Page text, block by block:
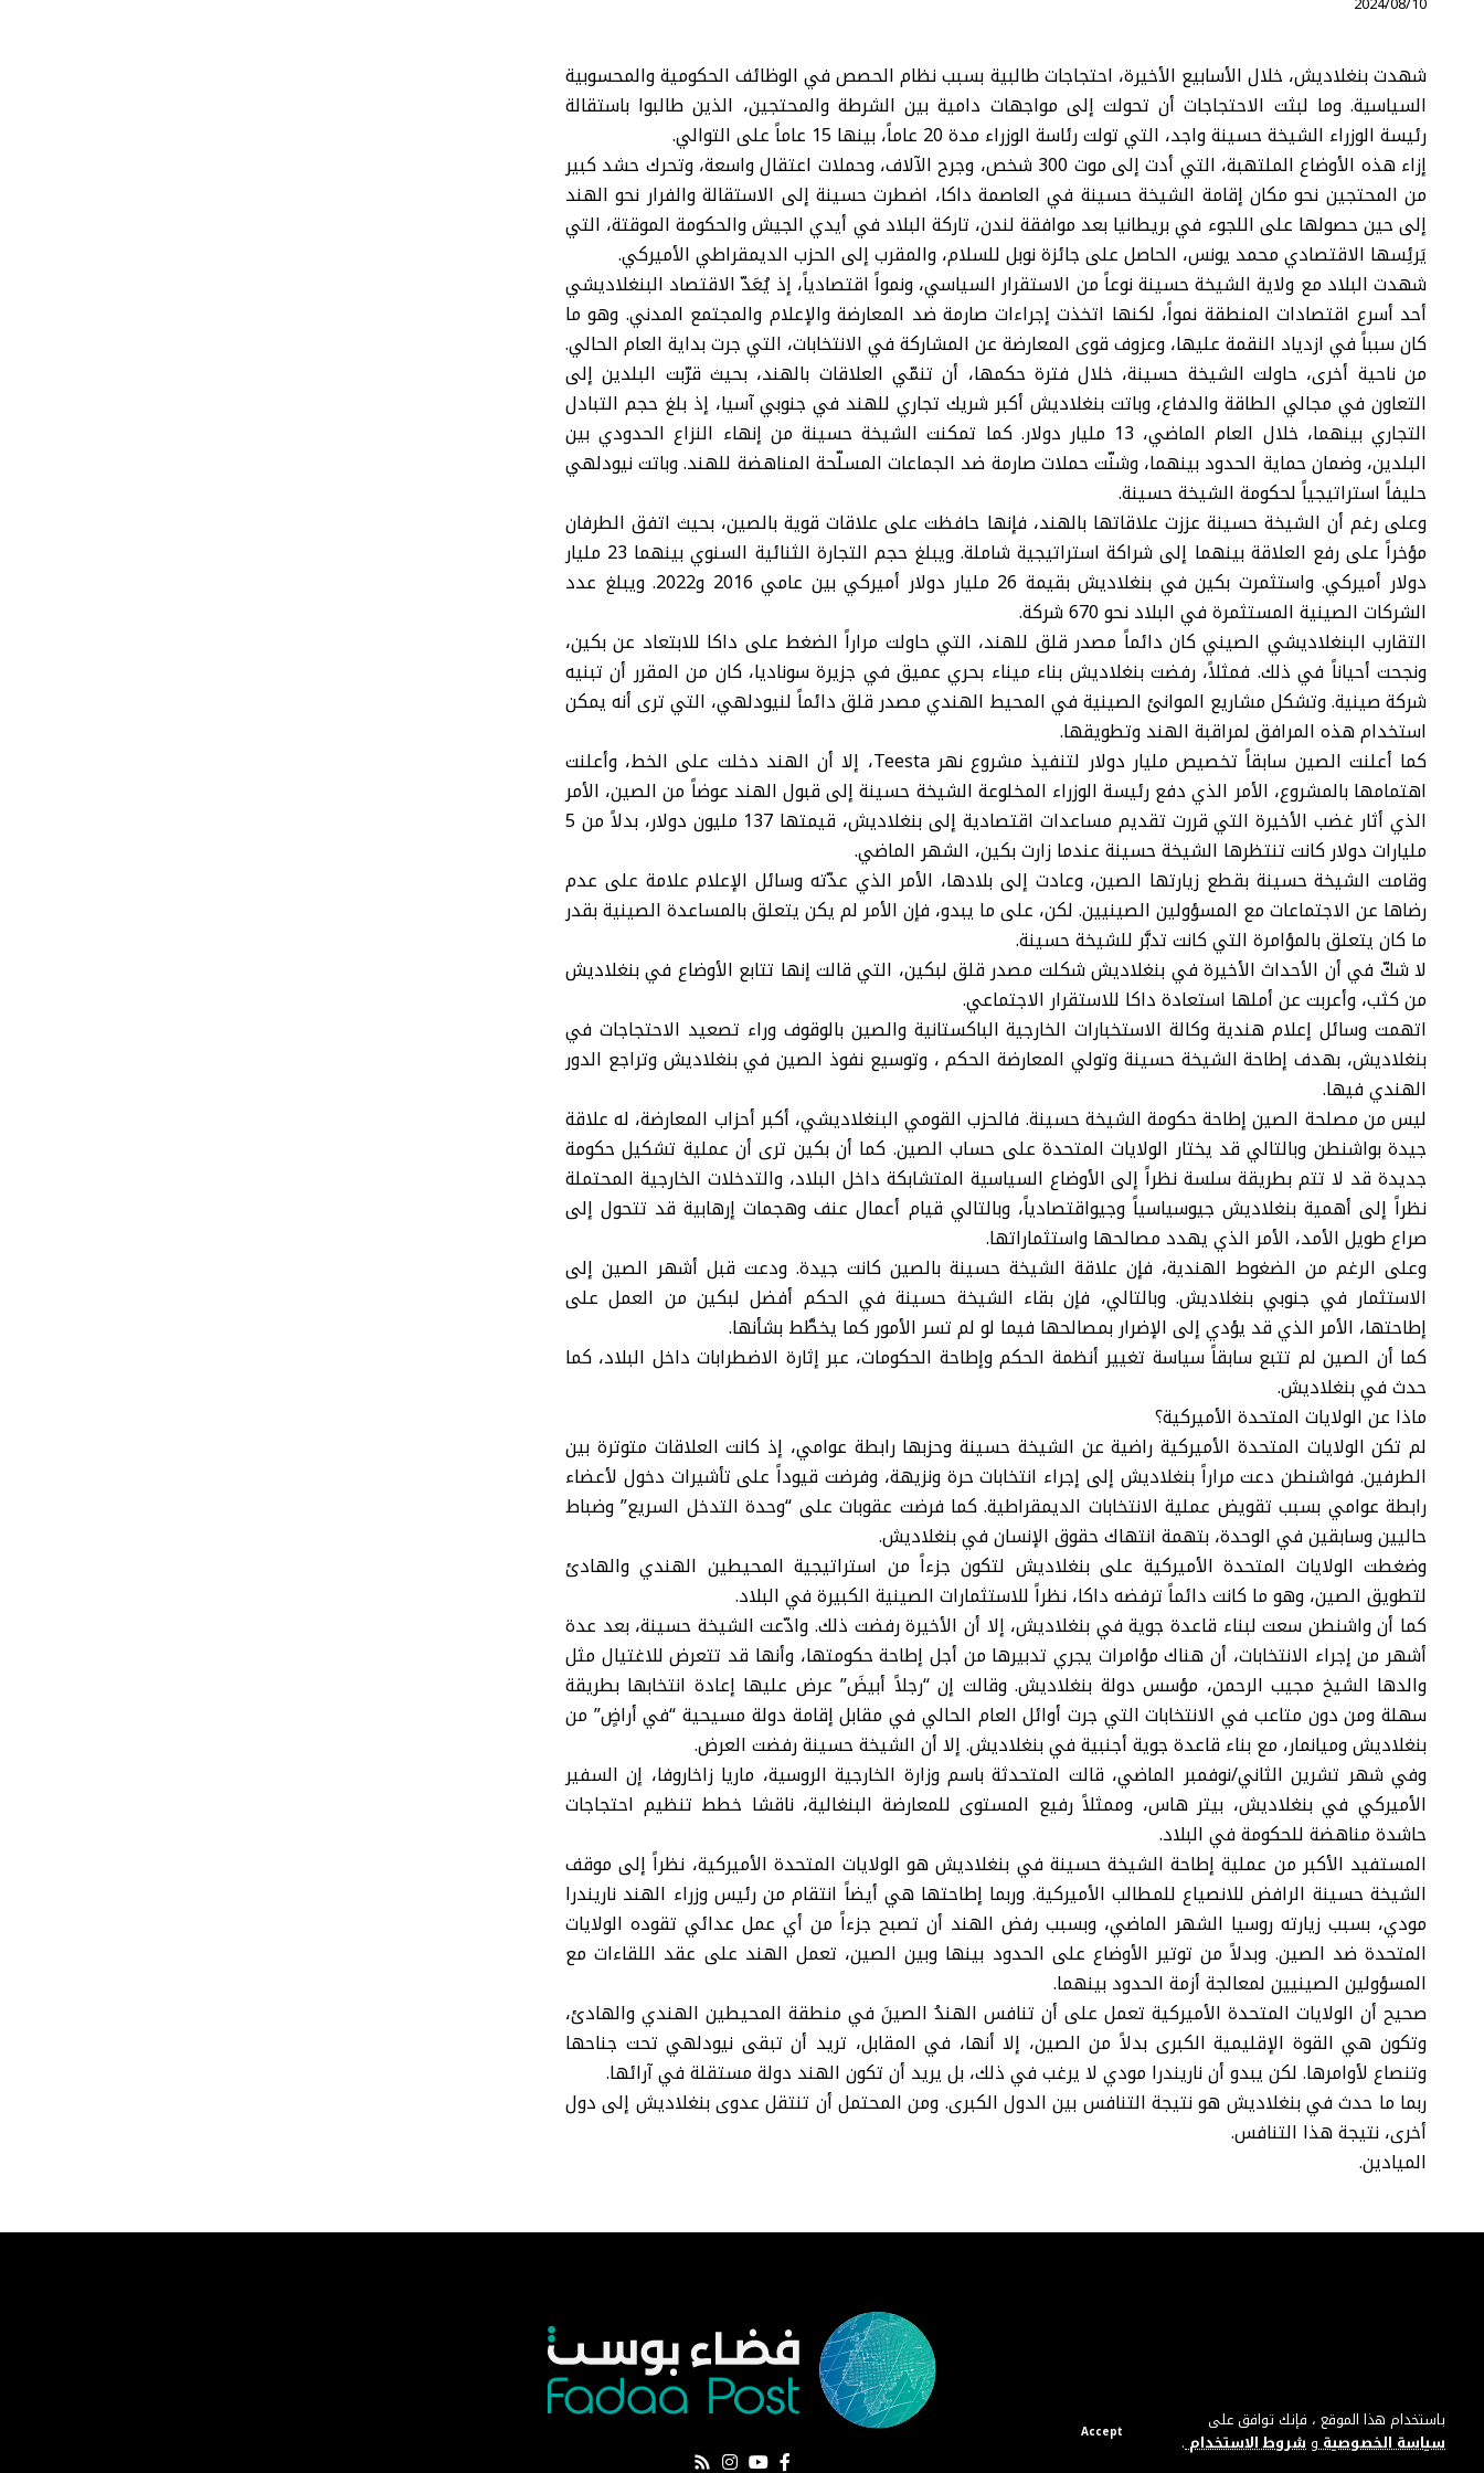
باستخدام هذا الموقع ، فإنك توافق على
سياسة الخصوصيةو شروط الاستخدام.
Accept
شهدت بنغلاديش، خلال الأسابيع الأخيرة، احتجاجات طالبية بسبب نظام الحصص في الوظائف الحكومية والمحسوبية
السياسية. وما لبثت الاحتجاجات أن تحولت إلى مواجهات دامية بين الشرطة والمحتجين، الذين طالبوا باستقالة
رئيسة الوزراء الشيخة حسينة واجد، التي تولت رئاسة الوزراء مدة 20 عاماً، بينها 15 عاماً على التوالي.
إزاء هذه الأوضاع الملتهبة، التي أدت إلى موت 300 شخص، وجرح الآلاف، وحملات اعتقال واسعة، وتحرك حشد كبير
من المحتجين نحو مكان إقامة الشيخة حسينة في العاصمة داكا، اضطرت حسينة إلى الاستقالة والفرار نحو الهند
إلى حين حصولها على اللجوء في بريطانيا بعد موافقة لندن، تاركة البلاد في أيدي الجيش والحكومة الموقتة، التي
يَرئِسها الاقتصادي محمد يونس، الحاصل على جائزة نوبل للسلام، والمقرب إلى الحزب الديمقراطي الأميركي.
شهدت البلاد مع ولاية الشيخة حسينة نوعاً من الاستقرار السياسي، ونمواً اقتصادياً، إذ يُعَدّ الاقتصاد البنغلاديشي
أحد أسرع اقتصادات المنطقة نمواً، لكنها اتخذت إجراءات صارمة ضد المعارضة والإعلام والمجتمع المدني. وهو ما
كان سبباً في ازدياد النقمة عليها، وعزوف قوى المعارضة عن المشاركة في الانتخابات، التي جرت بداية العام الحالي.
من ناحية أخرى، حاولت الشيخة حسينة، خلال فترة حكمها، أن تنمّي العلاقات بالهند، بحيث قرّبت البلدين إلى
التعاون في مجالي الطاقة والدفاع، وباتت بنغلاديش أكبر شريك تجاري للهند في جنوبي آسيا، إذ بلغ حجم التبادل
التجاري بينهما، خلال العام الماضي، 13 مليار دولار. كما تمكنت الشيخة حسينة من إنهاء النزاع الحدودي بين
البلدين، وضمان حماية الحدود بينهما، وشنّت حملات صارمة ضد الجماعات المسلّحة المناهضة للهند. وباتت نيودلهي
حليفاً استراتيجياً لحكومة الشيخة حسينة.
وعلى رغم أن الشيخة حسينة عززت علاقاتها بالهند، فإنها حافظت على علاقات قوية بالصين، بحيث اتفق الطرفان
مؤخراً على رفع العلاقة بينهما إلى شراكة استراتيجية شاملة. ويبلغ حجم التجارة الثنائية السنوي بينهما 23 مليار
دولار أميركي. واستثمرت بكين في بنغلاديش بقيمة 26 مليار دولار أميركي بين عامي 2016 و2022. ويبلغ عدد
الشركات الصينية المستثمرة في البلاد نحو 670 شركة.
التقارب البنغلاديشي الصيني كان دائماً مصدر قلق للهند، التي حاولت مراراً الضغط على داكا للابتعاد عن بكين،
ونجحت أحياناً في ذلك. فمثلاً، رفضت بنغلاديش بناء ميناء بحري عميق في جزيرة سوناديا، كان من المقرر أن تبنيه
شركة صينية. وتشكل مشاريع الموانئ الصينية في المحيط الهندي مصدر قلق دائماً لنيودلهي، التي ترى أنه يمكن
استخدام هذه المرافق لمراقبة الهند وتطويقها.
كما أعلنت الصين سابقاً تخصيص مليار دولار لتنفيذ مشروع نهر Teesta، إلا أن الهند دخلت على الخط، وأعلنت
اهتمامها بالمشروع، الأمر الذي دفع رئيسة الوزراء المخلوعة الشيخة حسينة إلى قبول الهند عوضاً من الصين، الأمر
الذي أثار غضب الأخيرة التي قررت تقديم مساعدات اقتصادية إلى بنغلاديش، قيمتها 137 مليون دولار، بدلاً من 5
مليارات دولار كانت تنتظرها الشيخة حسينة عندما زارت بكين، الشهر الماضي.
وقامت الشيخة حسينة بقطع زيارتها الصين، وعادت إلى بلادها، الأمر الذي عدّته وسائل الإعلام علامة على عدم
رضاها عن الاجتماعات مع المسؤولين الصينيين. لكن، على ما يبدو، فإن الأمر لم يكن يتعلق بالمساعدة الصينية بقدر
ما كان يتعلق بالمؤامرة التي كانت تدبَّر للشيخة حسينة.
لا شكّ في أن الأحداث الأخيرة في بنغلاديش شكلت مصدر قلق لبكين، التي قالت إنها تتابع الأوضاع في بنغلاديش
من كثب، وأعربت عن أملها استعادة داكا للاستقرار الاجتماعي.
اتهمت وسائل إعلام هندية وكالة الاستخبارات الخارجية الباكستانية والصين بالوقوف وراء تصعيد الاحتجاجات في
بنغلاديش، بهدف إطاحة الشيخة حسينة وتولي المعارضة الحكم ، وتوسيع نفوذ الصين في بنغلاديش وتراجع الدور
الهندي فيها.
ليس من مصلحة الصين إطاحة حكومة الشيخة حسينة. فالحزب القومي البنغلاديشي، أكبر أحزاب المعارضة، له علاقة
جيدة بواشنطن وبالتالي قد يختار الولايات المتحدة على حساب الصين. كما أن بكين ترى أن عملية تشكيل حكومة
جديدة قد لا تتم بطريقة سلسة نظراً إلى الأوضاع السياسية المتشابكة داخل البلاد، والتدخلات الخارجية المحتملة
نظراً إلى أهمية بنغلاديش جيوسياسياً وجيواقتصادياً، وبالتالي قيام أعمال عنف وهجمات إرهابية قد تتحول إلى
صراع طويل الأمد، الأمر الذي يهدد مصالحها واستثماراتها.
وعلى الرغم من الضغوط الهندية، فإن علاقة الشيخة حسينة بالصين كانت جيدة. ودعت قبل أشهر الصين إلى
الاستثمار في جنوبي بنغلاديش. وبالتالي، فإن بقاء الشيخة حسينة في الحكم أفضل لبكين من العمل على
إطاحتها، الأمر الذي قد يؤدي إلى الإضرار بمصالحها فيما لو لم تسر الأمور كما يخطَّط بشأنها.
كما أن الصين لم تتبع سابقاً سياسة تغيير أنظمة الحكم وإطاحة الحكومات، عبر إثارة الاضطرابات داخل البلاد، كما
حدث في بنغلاديش.
ماذا عن الولايات المتحدة الأميركية؟
لم تكن الولايات المتحدة الأميركية راضية عن الشيخة حسينة وحزبها رابطة عوامي، إذ كانت العلاقات متوترة بين
الطرفين. فواشنطن دعت مراراً بنغلاديش إلى إجراء انتخابات حرة ونزيهة، وفرضت قيوداً على تأشيرات دخول لأعضاء
رابطة عوامي بسبب تقويض عملية الانتخابات الديمقراطية. كما فرضت عقوبات على “وحدة التدخل السريع” وضباط
حاليين وسابقين في الوحدة، بتهمة انتهاك حقوق الإنسان في بنغلاديش.
وضغطت الولايات المتحدة الأميركية على بنغلاديش لتكون جزءاً من استراتيجية المحيطين الهندي والهادئ
لتطويق الصين، وهو ما كانت دائماً ترفضه داكا، نظراً للاستثمارات الصينية الكبيرة في البلاد.
كما أن واشنطن سعت لبناء قاعدة جوية في بنغلاديش، إلا أن الأخيرة رفضت ذلك. وادّعت الشيخة حسينة، بعد عدة
أشهر من إجراء الانتخابات، أن هناك مؤامرات يجري تدبيرها من أجل إطاحة حكومتها، وأنها قد تتعرض للاغتيال مثل
والدها الشيخ مجيب الرحمن، مؤسس دولة بنغلاديش. وقالت إن “رجلاً أبيضَ” عرض عليها إعادة انتخابها بطريقة
سهلة ومن دون متاعب في الانتخابات التي جرت أوائل العام الحالي في مقابل إقامة دولة مسيحية “في أراضٍ” من
بنغلاديش وميانمار، مع بناء قاعدة جوية أجنبية في بنغلاديش. إلا أن الشيخة حسينة رفضت العرض.
وفي شهر تشرين الثاني/نوفمبر الماضي، قالت المتحدثة باسم وزارة الخارجية الروسية، ماريا زاخاروفا، إن السفير
الأميركي في بنغلاديش، بيتر هاس، وممثلاً رفيع المستوى للمعارضة البنغالية، ناقشا خطط تنظيم احتجاجات
حاشدة مناهضة للحكومة في البلاد.
المستفيد الأكبر من عملية إطاحة الشيخة حسينة في بنغلاديش هو الولايات المتحدة الأميركية، نظراً إلى موقف
الشيخة حسينة الرافض للانصياع للمطالب الأميركية. وربما إطاحتها هي أيضاً انتقام من رئيس وزراء الهند ناريندرا
مودي، بسبب زيارته روسيا الشهر الماضي، وبسبب رفض الهند أن تصبح جزءاً من أي عمل عدائي تقوده الولايات
المتحدة ضد الصين. وبدلاً من توتير الأوضاع على الحدود بينها وبين الصين، تعمل الهند على عقد اللقاءات مع
المسؤولين الصينيين لمعالجة أزمة الحدود بينهما.
صحيح أن الولايات المتحدة الأميركية تعمل على أن تنافس الهندُ الصينَ في منطقة المحيطين الهندي والهادئ،
وتكون هي القوة الإقليمية الكبرى بدلاً من الصين، إلا أنها، في المقابل، تريد أن تبقى نيودلهي تحت جناحها
وتنصاع لأوامرها. لكن يبدو أن ناريندرا مودي لا يرغب في ذلك، بل يريد أن تكون الهند دولة مستقلة في آرائها.
ربما ما حدث في بنغلاديش هو نتيجة التنافس بين الدول الكبرى. ومن المحتمل أن تنتقل عدوى بنغلاديش إلى دول
أخرى، نتيجة هذا التنافس.
الميادين.